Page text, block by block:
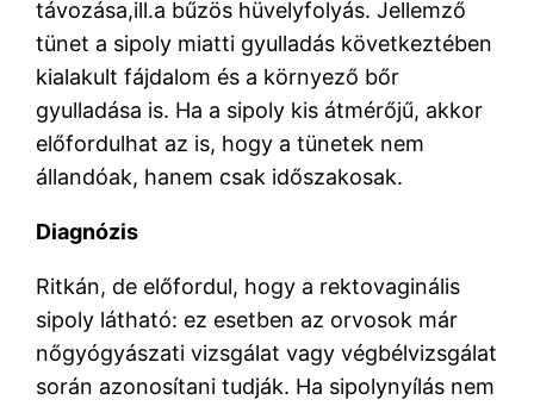
távozása,ill.a bűzös hüvelyfolyás. Jellemző
tünet a sipoly miatti gyulladás következtében
kialakult fájdalom és a környező bőr
gyulladása is. Ha a sipoly kis átmérőjű, akkor
előfordulhat az is, hogy a tünetek nem
állandóak, hanem csak időszakosak.
Diagnózis
Ritkán, de előfordul, hogy a rektovaginális
sipoly látható: ez esetben az orvosok már
nőgyógyászati vizsgálat vagy végbélvizsgálat
során azonosítani tudják. Ha sipolynyílás nem